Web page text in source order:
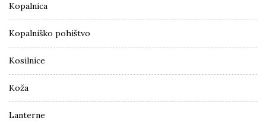
Kopalnica
Kopalniško pohištvo
Kosilnice
Koža
Lanterne